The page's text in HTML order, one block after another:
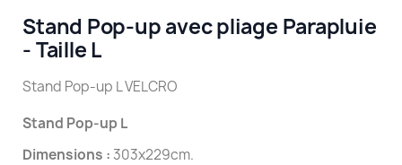
Stand Pop-up avec pliage Parapluie
- Taille L
Stand Pop-up L VELCRO
Stand Pop-up L
Dimensions :303x229cm.